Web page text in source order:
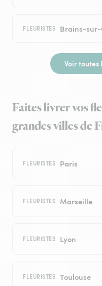
FLEURISTES Brains-sur-
Voir toutes
Faites livrer vos
grandes villes de
FLEURISTES Paris
FLEURISTES Marseille
FLEURISTES Lyon
FLEURISTES Toulouse